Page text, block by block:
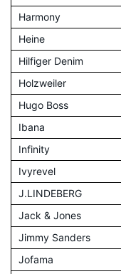
Harmony
Heine
Hilfiger Denim
Holzweiler
Hugo Boss
Ibana
Infinity
Ivyrevel
J.LINDEBERG
Jack & Jones
Jimmy Sanders
Jofama